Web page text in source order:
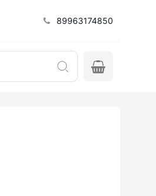
89963174850